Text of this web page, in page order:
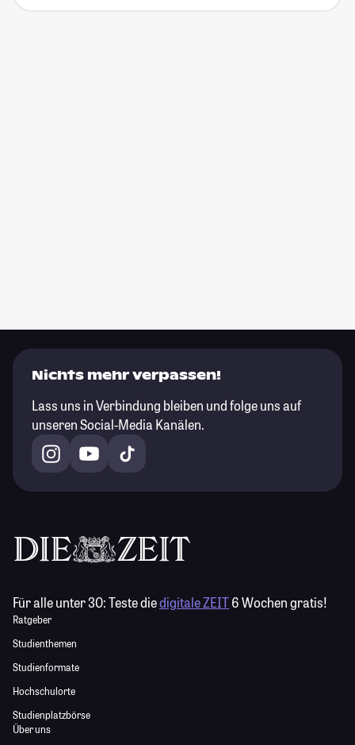
Nichts mehr verpassen!
Lass uns in Verbindung bleiben und folge uns auf
unseren Social-Media Kanälen.
Für alle unter 30:Teste diedigitale ZEIT6 Wochen gratis!
Ratgeber
Studienthemen
Studienformate
Hochschulorte
Studienplatzbörse
Über uns